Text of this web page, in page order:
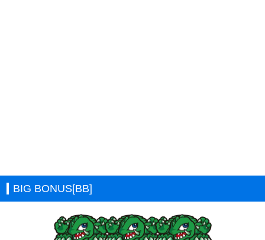
BIG BONUS[BB]